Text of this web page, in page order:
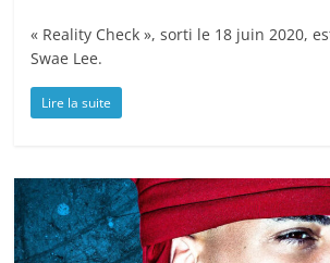
« Reality Check », sorti le 18 juin 2020,
Swae Lee.
Lire la suite